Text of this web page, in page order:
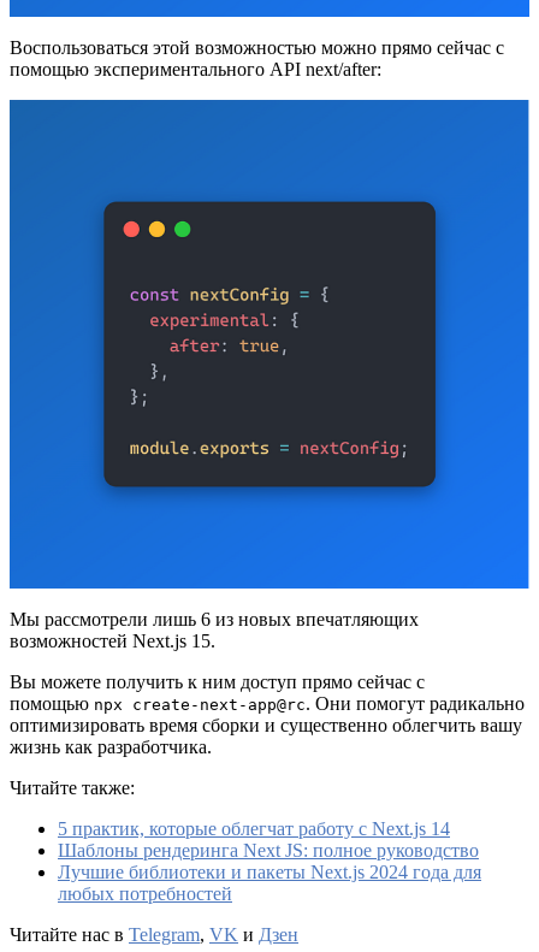
Воспользоваться этой возможностью можно прямо сейчас с
помощью экспериментального API next/after:
Мы рассмотрели лишь 6 из новых впечатляющих
возможностей Next.js 15.
Вы можете получить к ним доступ прямо сейчас с
помощью npx create-next-app@rc. Они помогут радикально
оптимизировать время сборки и существенно облегчить вашу
жизнь как разработчика.
Читайте также:
5 практик, которые облегчат работу с Next.js 14
Шаблоны рендеринга Next JS: полное руководство
Лучшие библиотеки и пакеты Next.js 2024 года для
любых потребностей
Читайте нас в Telegram, VK и Дзен